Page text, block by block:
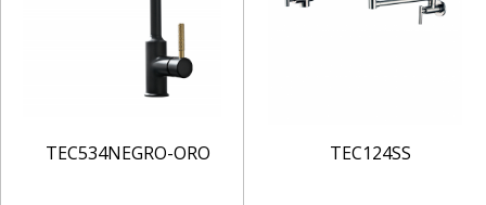
TEC534NEGRO-ORO TEC124SS